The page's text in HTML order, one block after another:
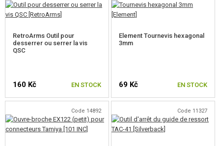
RetroArms Outil pour
desserrer ou serrer la vis
QSC
160 Kč EN STOCK
Element Tournevis hexagonal
3mm
69 Kč EN STOCK
Code 14892 Code 11327